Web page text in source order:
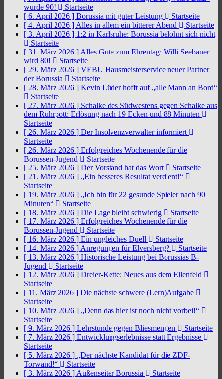
wurde 90!
Startseite
[ 6. April 2026 ] Borussia mit guter Leistung
Startseite
[ 4. April 2026 ] Alles in allem ein bitterer Abend
Startseite
[ 3. April 2026 ] 1:2 in Karlsruhe: Borussia belohnt sich nicht
Startseite
[ 31. März 2026 ] Alles Gute zum Ehrentag: Willi Seebauer
wird 80!
Startseite
[ 29. März 2026 ] VEBU Hausmeisterservice neuer Partner
der Borussia
Startseite
[ 28. März 2026 ] Kevin Lüder hofft auf „alle Mann an Bord“
Startseite
[ 27. März 2026 ] Schalke des Südwestens gegen Schalke aus
dem Ruhrpott: Erlösung nach 19 Ecken und 88 Minuten
Startseite
[ 26. März 2026 ] Der Insolvenzverwalter informiert
Startseite
[ 26. März 2026 ] Erfolgreiches Wochenende für die
Borussen-Jugend
Startseite
[ 25. März 2026 ] Der Vorstand hat das Wort
Startseite
[ 21. März 2026 ] „Ein besseres Resultat verdient!“
Startseite
[ 19. März 2026 ] „Ich bin für 22 gesunde Spieler nach 90
Minuten“
Startseite
[ 18. März 2026 ] Die Lage bleibt schwierig
Startseite
[ 17. März 2026 ] Erfolgreiches Wochenende für die
Borussen-Jugend
Startseite
[ 16. März 2026 ] Ein ungleiches Duell
Startseite
[ 14. März 2026 ] Anregungen für Elversberg?
Startseite
[ 13. März 2026 ] Historische Leistung bei Borussias B-
Jugend
Startseite
[ 12. März 2026 ] Dreier-Kette: Neues aus dem Ellenfeld
Startseite
[ 11. März 2026 ] Die nächste schwere (Lern)Aufgabe
Startseite
[ 10. März 2026 ] „Denn das hier ist noch nicht vorbei!“
Startseite
[ 9. März 2026 ] Lehrstunde gegen Bliesmengen
Startseite
[ 7. März 2026 ] Entwicklungserlebnisse statt Ergebnisse
Startseite
[ 5. März 2026 ] „Der nächste Kandidat für die ZDF-
Torwand!“
Startseite
[ 3. März 2026 ] Außenseiter Borussia
Startseite